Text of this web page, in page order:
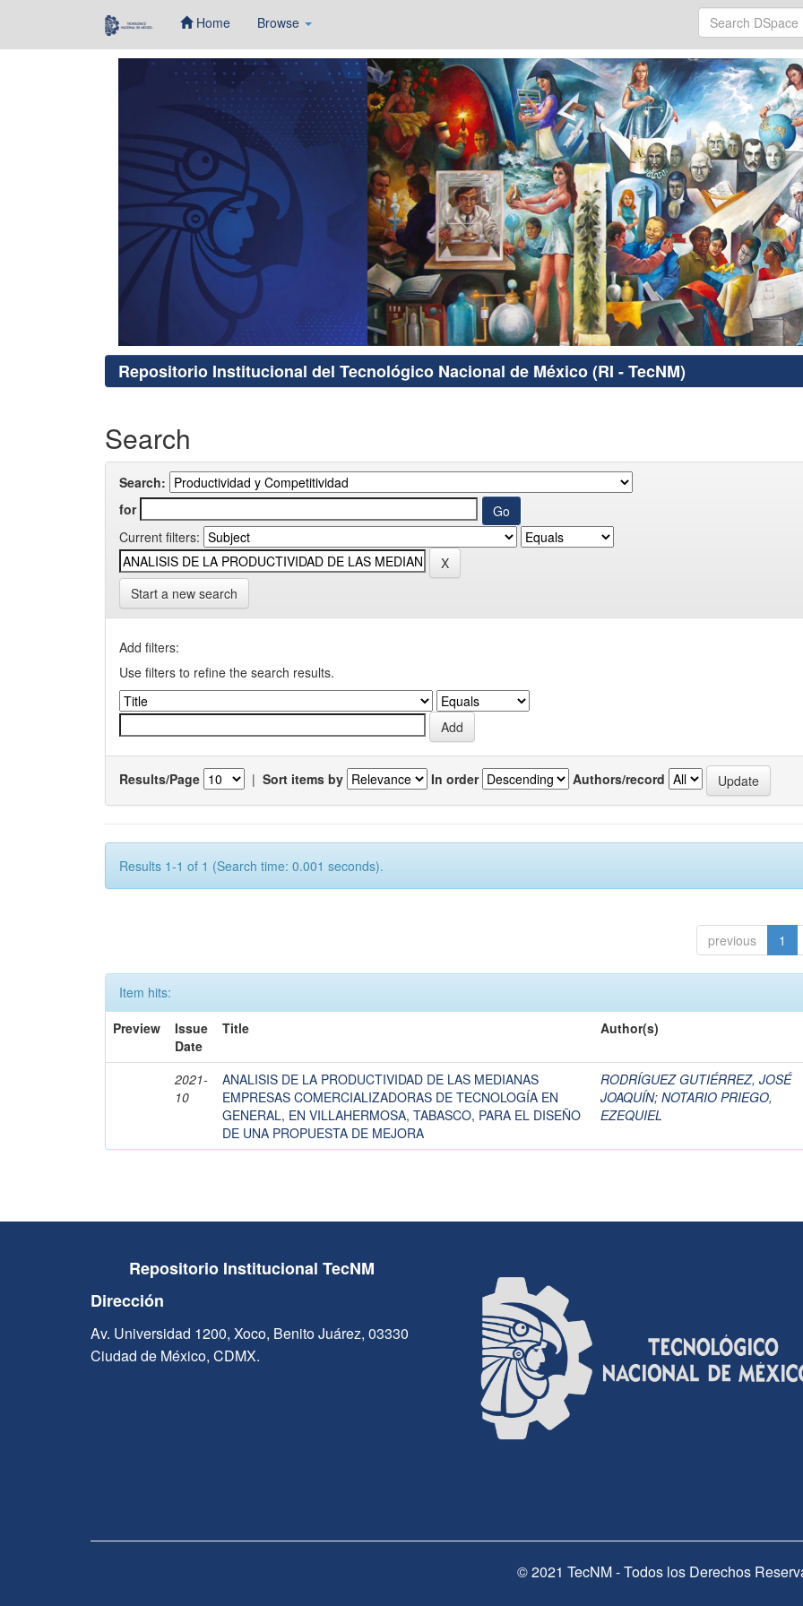
Home Browse
Repositorio Institucional del Tecnológico Nacional de México (RI - TecNM)
Search
Search:
for
Current filters:
Start a new search
Add filters:
Use filters to refine the search results.
Results/Page | Sort items by In order Authors/record
Results 1-1 of 1 (Search time: 0.001 seconds).
previous 1
Item hits:
Preview
Issue
Date
Title Author(s)
2021-
10
ANALISIS DE LA PRODUCTIVIDAD DE LAS MEDIANAS
EMPRESAS COMERCIALIZADORAS DE TECNOLOGÍA EN
GENERAL, EN VILLAHERMOSA, TABASCO, PARA EL DISEÑO
DE UNA PROPUESTA DE MEJORA
RODRÍGUEZ GUTIÉRREZ, JOSÉ
JOAQUÍN; NOTARIO PRIEGO,
EZEQUIEL
Repositorio Institucional TecNM
Dirección
Av. Universidad 1200, Xoco, Benito Juárez, 03330
Ciudad de México, CDMX.
© 2021 TecNM - Todos los Derechos